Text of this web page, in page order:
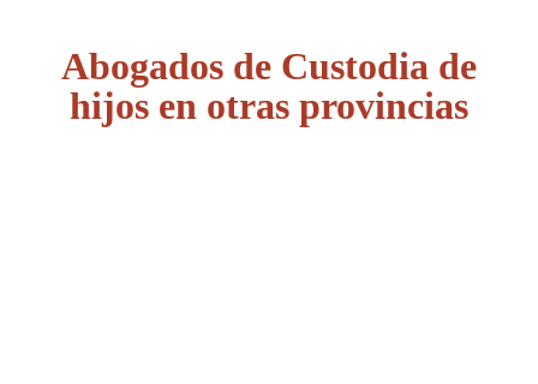
Abogados de Custodia de
hijos en otras provincias